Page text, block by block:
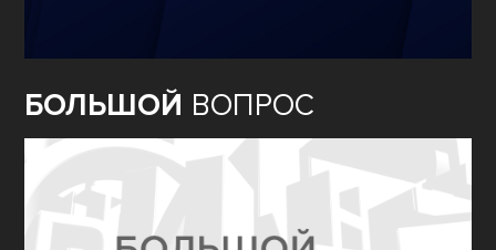
БОЛЬШОЙ ВОПРОС